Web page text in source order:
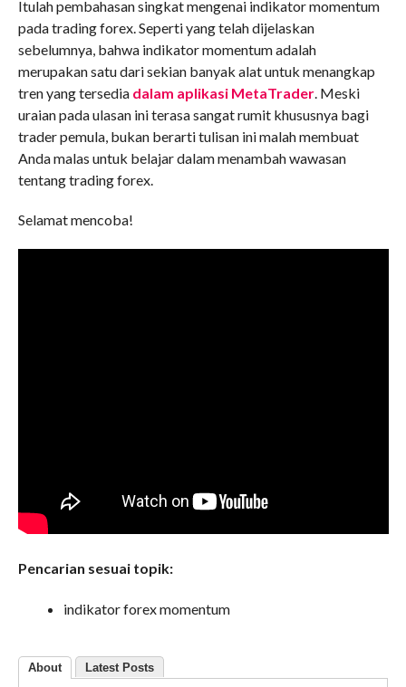
Itulah pembahasan singkat mengenai indikator momentum
pada trading forex. Seperti yang telah dijelaskan
sebelumnya, bahwa indikator momentum adalah
merupakan satu dari sekian banyak alat untuk menangkap
tren yang tersedia dalam aplikasi MetaTrader. Meski
uraian pada ulasan ini terasa sangat rumit khususnya bagi
trader pemula, bukan berarti tulisan ini malah membuat
Anda malas untuk belajar dalam menambah wawasan
tentang trading forex.
Selamat mencoba!
Pencarian sesuai topik:
indikator forex momentum
About Latest Posts